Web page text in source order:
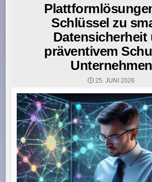
Schlüssel zu
Datensicherheit
präventivem
25. JUNI 2026